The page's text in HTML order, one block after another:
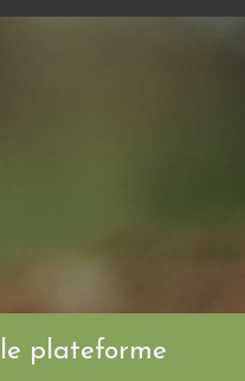
plateforme